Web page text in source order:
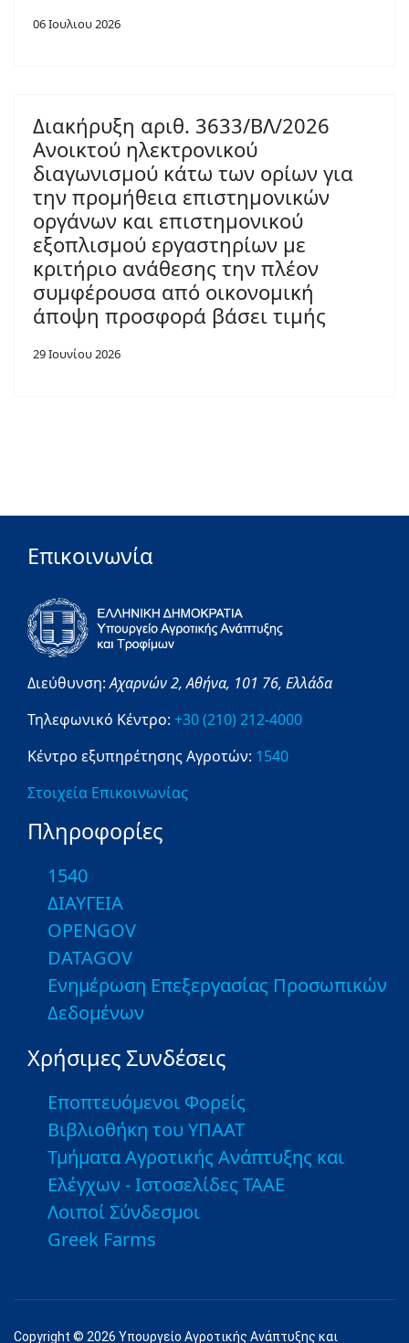
06 Ιουλιου 2026
Διακήρυξη αριθ. 3633/ΒΛ/2026
Ανοικτού ηλεκτρονικού
διαγωνισμού κάτω των ορίων για
την προμήθεια επιστημονικών
οργάνων και επιστημονικού
εξοπλισμού εργαστηρίων με
κριτήριο ανάθεσης την πλέον
συμφέρουσα από οικονομική
άποψη προσφορά βάσει τιμής
29 Ιουνίου 2026
Επικοινωνία
Διεύθυνση:Αχαρνών 2,Αθήνα, 101 76, Ελλάδα
Τηλεφωνικό Κέντρο: +30 (210) 212-4000
Κέντρο εξυπηρέτησης Αγροτών: 1540
Στοιχεία Επικοινωνίας
Πληροφορίες
1540
ΔΙΑΥΓΕΙΑ
OPENGOV
DATAGOV
Ενημέρωση Επεξεργασίας Προσωπικών
Δεδομένων
Χρήσιμες Συνδέσεις
Εποπτευόμενοι Φορείς
Βιβλιοθήκη του ΥΠΑΑΤ
Τμήματα Αγροτικής Ανάπτυξης και
Ελέγχων - Ιστοσελίδες ΤΑΑΕ
Λοιποί Σύνδεσμοι
Greek Farms
Copyright © 2026 Υπουργείο Αγροτικής Ανάπτυξης και